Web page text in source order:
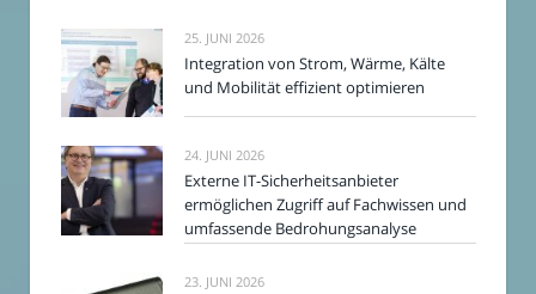
25. JUNI 2026
Integration von Strom, Wärme, Kälte
und Mobilität effizient optimieren
24. JUNI 2026
Externe IT-Sicherheitsanbieter
ermöglichen Zugriff auf Fachwissen und
umfassende Bedrohungsanalyse
23. JUNI 2026